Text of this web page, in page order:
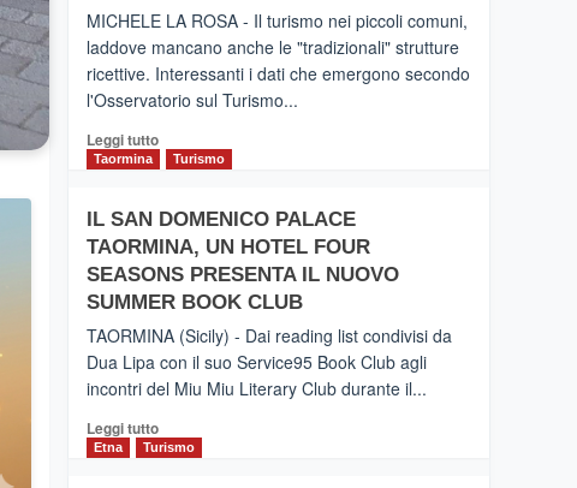
collegamento
tra
Catania
e
operato
da
MICHELE LA ROSA - Il turismo nei piccoli comuni,
laddove mancano anche le "tradizionali" strutture
ricettive. Interessanti i dati che emergono secondo
l'Osservatorio sul Turismo...
Leggi tuttoLeggi
PIEDIMONTE
ETNEO
–
Meta
privilegiata
secondo
i
di
Airbnb.
Taormina Turismo
IL SAN DOMENICO PALACE
TAORMINA, UN HOTEL FOUR
SEASONS PRESENTA IL NUOVO
SUMMER BOOK CLUB
TAORMINA (Sicily) - Dai reading list condivisi da
Dua Lipa con il suo Service95 Book Club agli
incontri del Miu Miu Literary Club durante il...
Leggi tuttoLeggi
di
Etna Turismo